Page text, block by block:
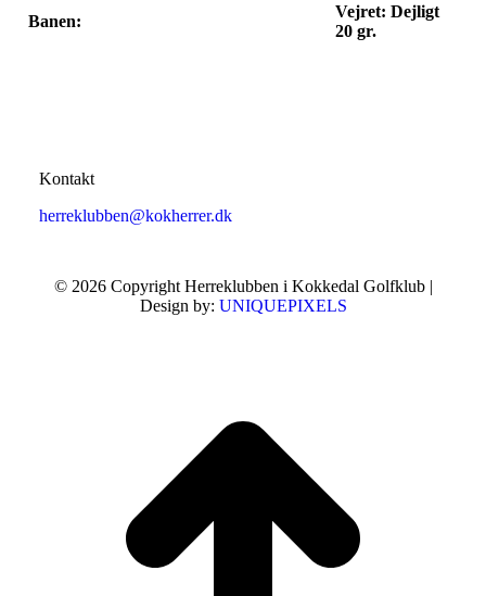
Banen:
Vejret: Dejligt
20 gr.
Kontakt
herreklubben@kokherrer.dk
© 2026 Copyright Herreklubben i Kokkedal Golfklub |
Design by: UNIQUEPIXELS